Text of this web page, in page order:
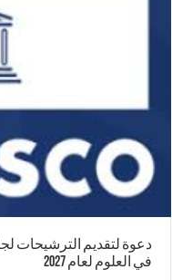
دعوة لتقديم الترشيحات
في العلوم لعام 2027